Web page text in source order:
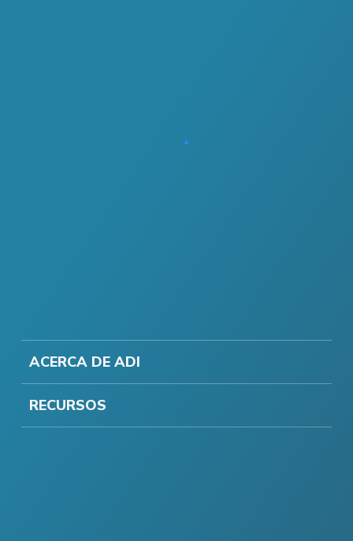
ACERCA DE ADI
RECURSOS